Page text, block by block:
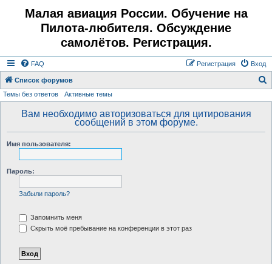
Малая авиация России. Обучение на
Пилота-любителя. Обсуждение
самолётов. Регистрация.
FAQ Вход
Регистрация
Список форумов
Темы без ответов Активные темы
Вам необходимо авторизоваться для цитирования
сообщений в этом форуме.
Имя пользователя:
Пароль:
Забыли пароль?
Запомнить меня
Скрыть моё пребывание на конференции в этот раз